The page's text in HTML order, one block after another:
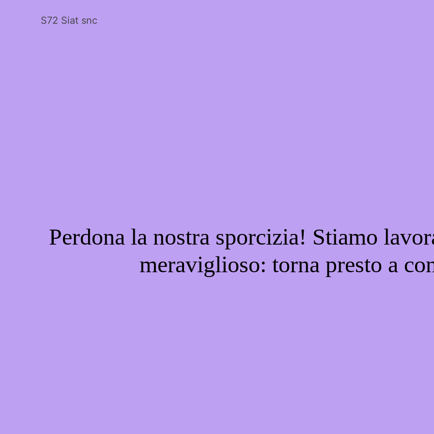
S72 Siat snc
Perdona la nostra sporcizia! Stiamo
meraviglioso: torna presto a